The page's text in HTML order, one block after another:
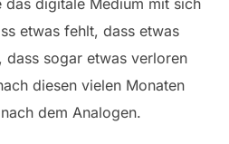
etwas fehlt, dass etwas
sogar etwas verloren
diesen vielen Monaten
dem Analogen.